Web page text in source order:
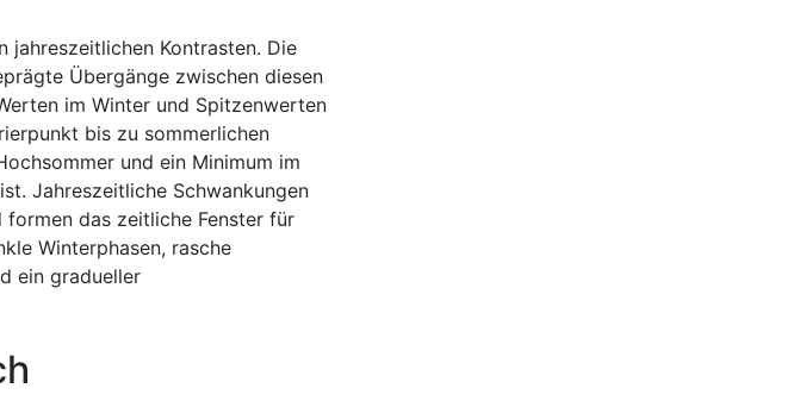
Kontrasten. Die
Übergänge zwischen diesen
im Winter und Spitzenwerten
bis zu sommerlichen
und ein Minimum im
Jahreszeitliche Schwankungen
das zeitliche Fenster für
Winterphasen, rasche
ein gradueller